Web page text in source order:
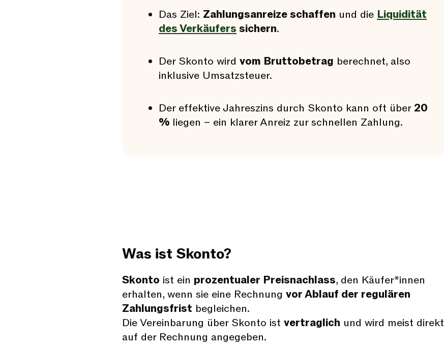
Das Ziel: Zahlungsanreize schaffen und die Liquidität
des Verkäufers sichern.
Der Skonto wird vom Bruttobetrag berechnet, also
inklusive Umsatzsteuer.
Der effektive Jahreszins durch Skonto kann oft über 20
% liegen – ein klarer Anreiz zur schnellen Zahlung.
Was ist Skonto?
Skonto ist ein prozentualer Preisnachlass, den Käufer*innen
erhalten, wenn sie eine Rechnung vor Ablauf der regulären
Zahlungsfrist begleichen.
Die Vereinbarung über Skonto ist vertraglich und wird meist direkt
auf der Rechnung angegeben.